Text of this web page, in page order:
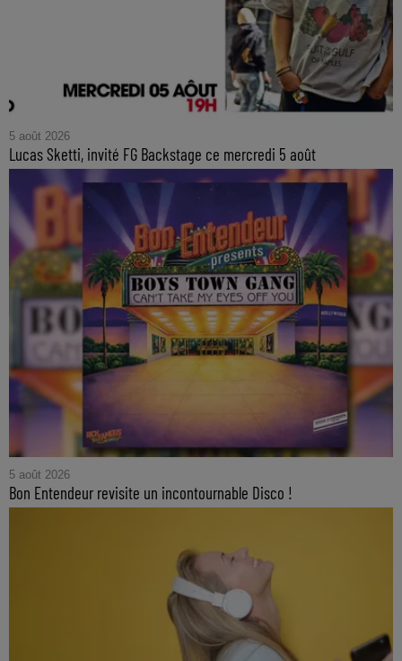
5 août 2026
Lucas Sketti, invité FG Backstage ce mercredi 5 août
5 août 2026
Bon Entendeur revisite un incontournable Disco !